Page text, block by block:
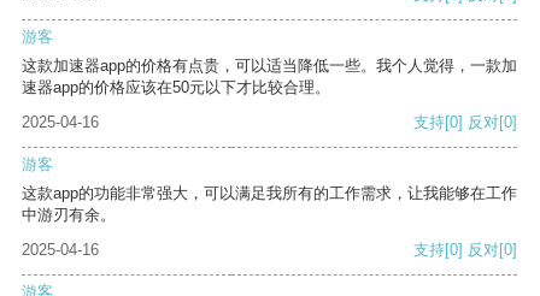
游客
这款加速器app的价格有点贵，可以适当降低一些。我个人觉得，一款加
速器app的价格应该在50元以下才比较合理。
2025-04-16
支持[0] 反对[0]
游客
这款app的功能非常强大，可以满足我所有的工作需求，让我能够在工作
中游刃有余。
2025-04-16
支持[0] 反对[0]
游客